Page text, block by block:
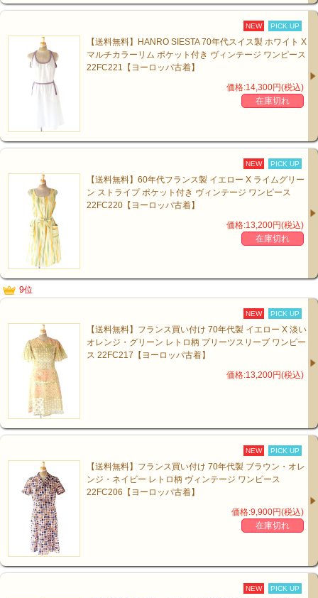
NEW PICK UP
【送料無料】HANRO SIESTA 70年代スイス製 ホワイト X
マルチカラーリム ポケット付き ヴィンテージ ワンピース
22FC221【ヨーロッパ古着】
価格:14,300円(税込)
在庫切れ
NEW PICK UP
【送料無料】60年代フランス製 イエロー X ライムグリー
ン ストライプ ポケット付き ヴィンテージ ワンピース
22FC220【ヨーロッパ古着】
価格:13,200円(税込)
在庫切れ
9位
NEW PICK UP
【送料無料】フランス買い付け 70年代製 イエロー X 淡い
オレンジ・グリーン レトロ柄 プリーツスリーブ ワンピー
ス 22FC217【ヨーロッパ古着】
価格:13,200円(税込)
NEW PICK UP
【送料無料】フランス買い付け 70年代製 ブラウン・オレ
ンジ・ネイビー レトロ柄 ヴィンテージ ワンピース
22FC206【ヨーロッパ古着】
価格:9,900円(税込)
在庫切れ
NEW PICK UP